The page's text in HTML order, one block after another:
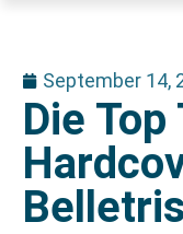
September 14,
Die Top